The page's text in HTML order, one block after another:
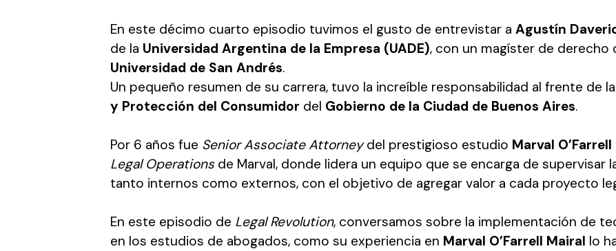
En este décimo cuarto episodio tuvimos el gusto de entrevistar a Agustín
de la Universidad Argentina de la Empresa (UADE), con un magíster de derecho
Universidad de San Andrés.
Un pequeño resumen de su carrera, tuvo la increíble responsabilidad al frente de la
y Protección del Consumidor del Gobierno de la Ciudad de Buenos Aires.
Por 6 años fue Senior Associate Attorneydel prestigioso estudio Marval
Legal Operations de Marval, donde lidera un equipo que se encarga de supervisar
tanto internos como externos, con el objetivo de agregar valor a cada proyecto
En este episodio de Legal Revolution, conversamos sobre la implementación de
en los estudios de abogados, como su experiencia en Marval O’Farrell Mairal lo